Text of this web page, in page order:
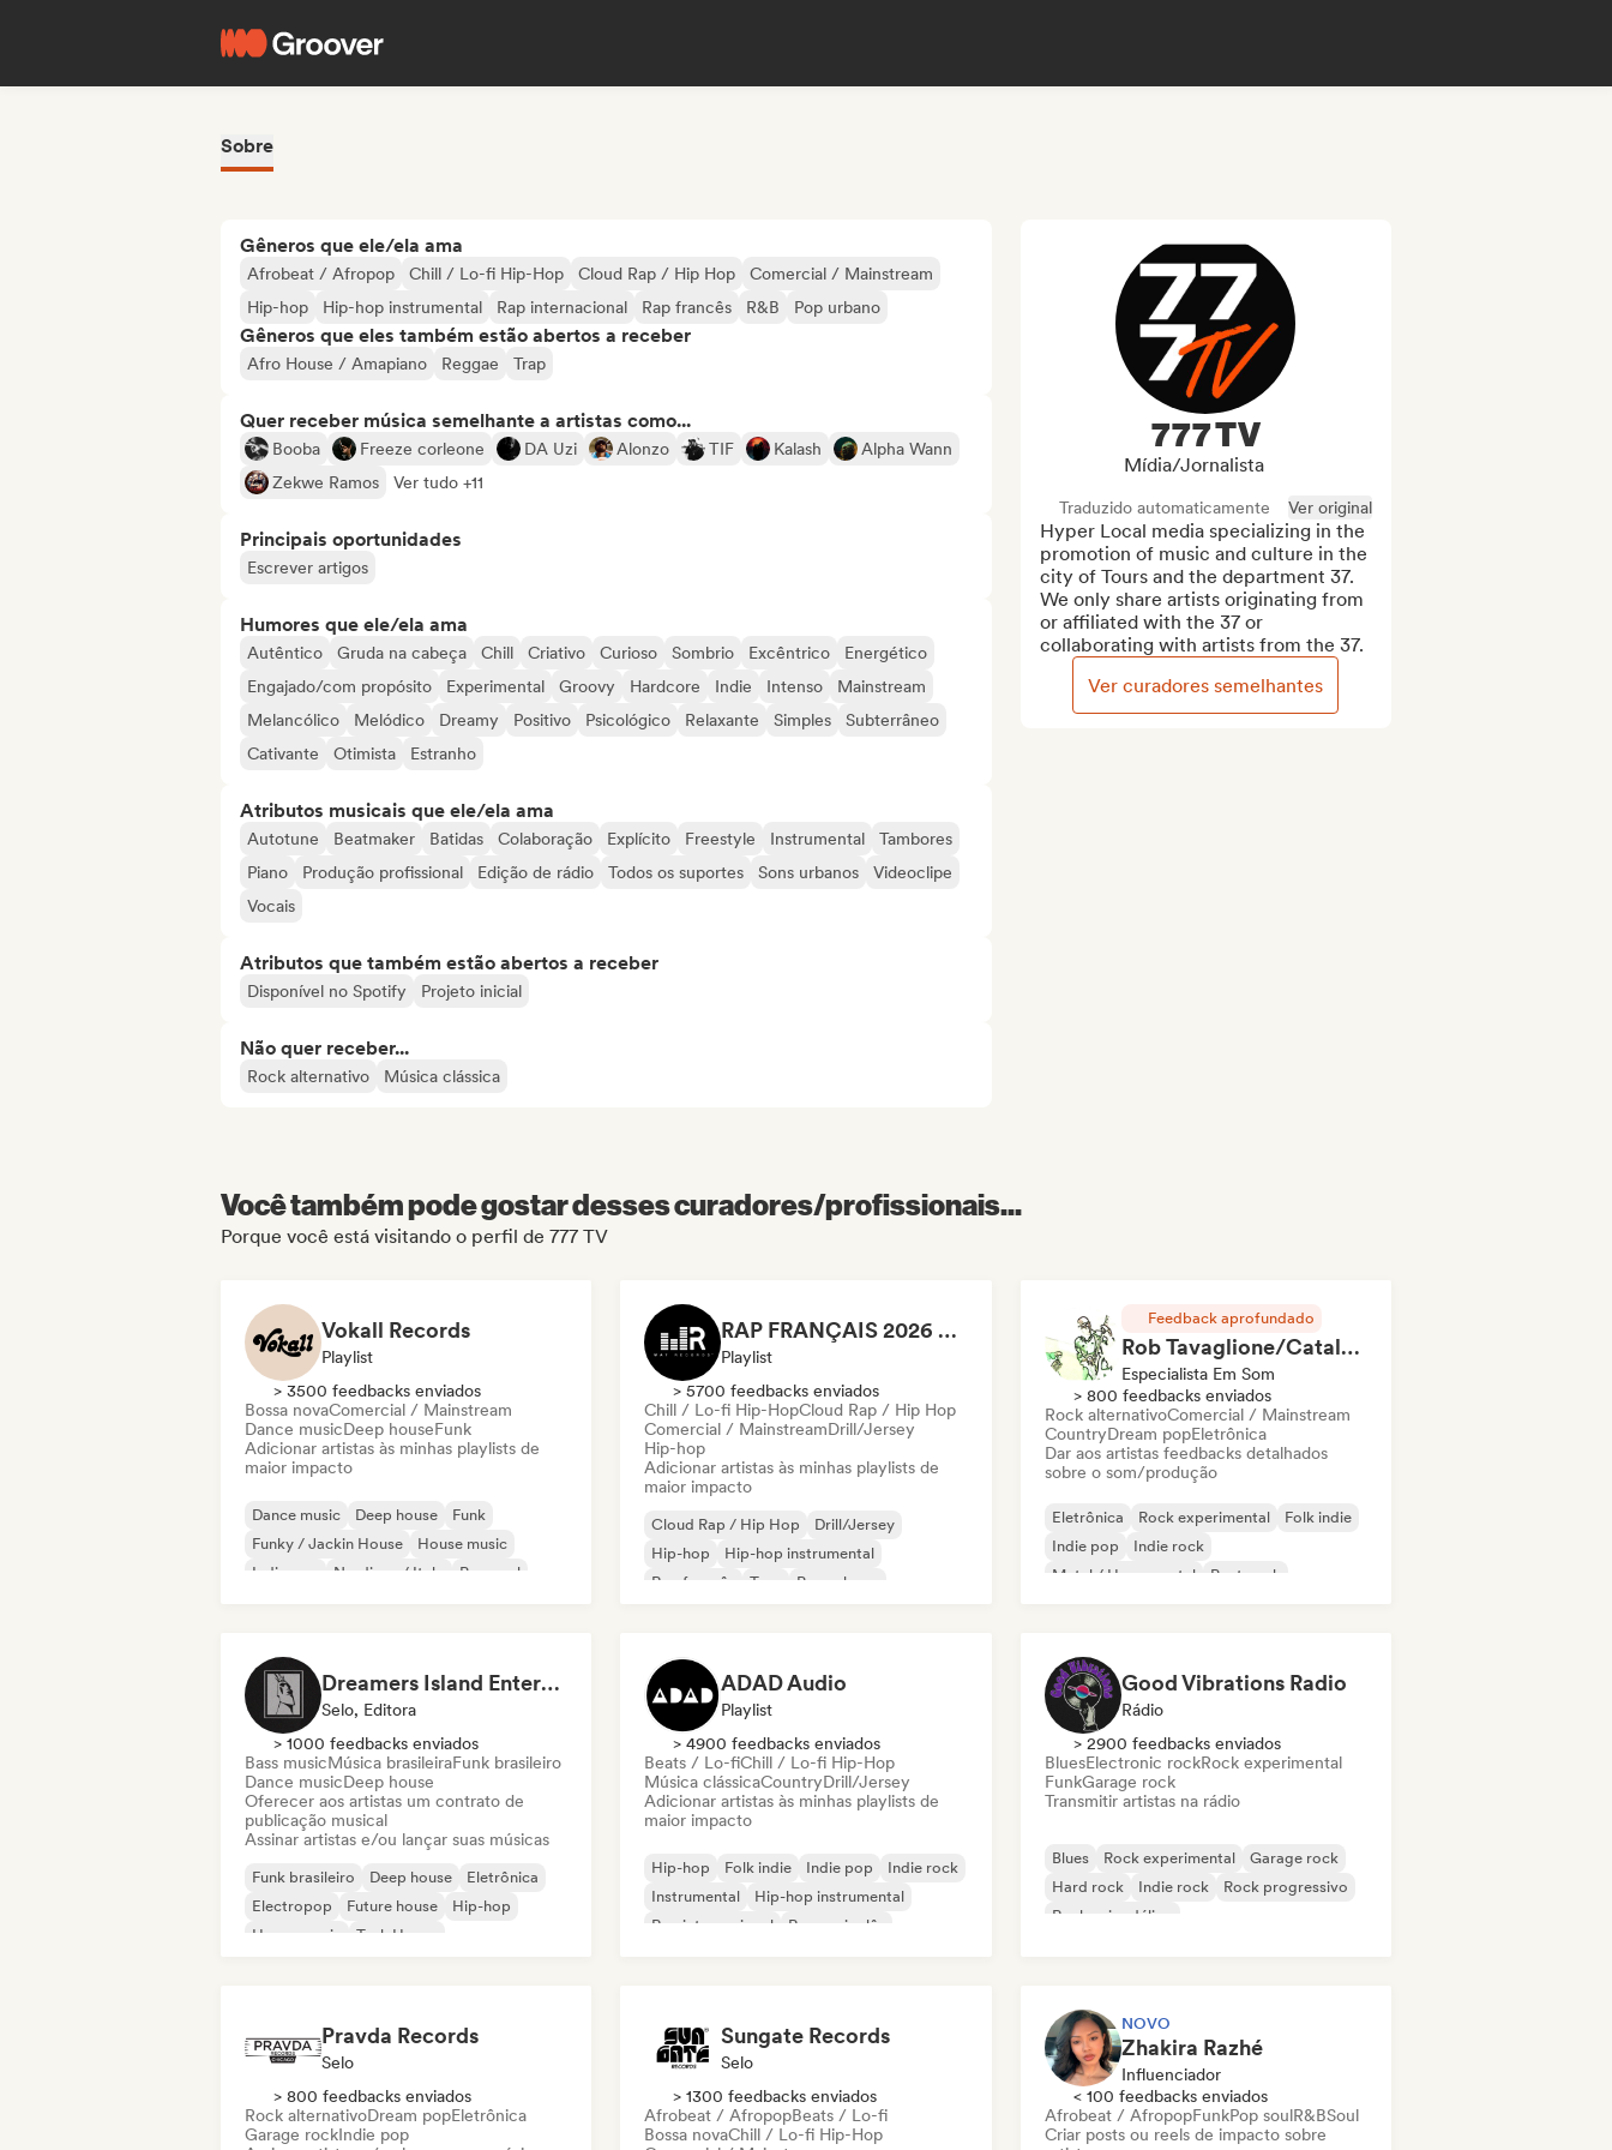
Sobre
Gêneros que ele/ela ama
Afrobeat / Afropop Chill / Lo-fi Hip-Hop Cloud Rap / Hip Hop
Comercial / Mainstream
Hip-hop
Hip-hop instrumental Rap internacional Rap francês R&B Pop urbano
Gêneros que eles também estão abertos a receber
Afro House / Amapiano Reggae Trap
Quer receber música semelhante a artistas como...
Booba Freeze corleone DA Uzi Alonzo TIF Kalash
Alpha Wann
Zekwe Ramos
Ver tudo +11
Principais oportunidades
Escrever artigos
Humores que ele/ela ama
Autêntico Gruda na cabeça Chill Criativo Curioso Sombrio Excêntrico
Energético
Engajado/com propósito
Experimental Groovy Hardcore Indie Intenso
Mainstream
Melancólico
Melódico Dreamy Positivo Psicológico Relaxante Simples
Subterrâneo
Cativante
Otimista Estranho
Atributos musicais que ele/ela ama
Autotune Beatmaker Batidas Colaboração Explícito Freestyle Instrumental
Tambores
Piano
Produção profissional Edição de rádio Todos os suportes Sons urbanos
Videoclipe
Vocais
Atributos que também estão abertos a receber
Disponível no Spotify Projeto inicial
Não quer receber...
Rock alternativo Música clássica
777 TV
Mídia/Jornalista
Traduzido automaticamente Ver original
Hyper Local media specializing in the
promotion of music and culture in the
city of Tours and the department 37.
We only share artists originating from
or affiliated with the 37 or
collaborating with artists from the 37.
Ver curadores semelhantes
Você também pode gostar desses curadores/profissionais...
Porque você está visitando o perfil de 777 TV
Vokall Records
Playlist
> 3500 feedbacks enviados
Bossa novaComercial / Mainstream
Dance musicDeep houseFunk
Adicionar artistas às minhas playlists de
maior impacto
Dance music Deep house
Funk
Funky / Jackin House
House music
Indie pop
Nu-disco / Italo Pop soul
RAP FRANÇAIS 2026 🔥🇫🇷 (Way Records)
Playlist
> 5700 feedbacks enviados
Chill / Lo-fi Hip-HopCloud Rap / Hip Hop
Comercial / MainstreamDrill/Jersey
Hip-hop
Adicionar artistas às minhas playlists de
maior impacto
Cloud Rap / Hip Hop
Drill/Jersey
Hip-hop
Hip-hop instrumental
Rap francês
Trap
Pop urbano
Feedback aprofundado
Rob Tavaglione/Catalyst Recording
Especialista Em Som
> 800 feedbacks enviados
Rock alternativoComercial / Mainstream
CountryDream popEletrônica
Dar aos artistas feedbacks detalhados
sobre o som/produção
Eletrônica Rock experimental
Folk indie
Indie pop
Indie rock
Metal / Heavy metal
Post punk
Dreamers Island Entertainment
Selo, Editora
> 1000 feedbacks enviados
Bass musicMúsica brasileiraFunk brasileiro
Dance musicDeep house
Oferecer aos artistas um contrato de
publicação musical
Assinar artistas e/ou lançar suas músicas
Funk brasileiro Deep house
Eletrônica
Electropop
Future house
Hip-hop
House music
Tech House
ADAD Audio
Playlist
> 4900 feedbacks enviados
Beats / Lo-fiChill / Lo-fi Hip-Hop
Música clássicaCountryDrill/Jersey
Adicionar artistas às minhas playlists de
maior impacto
Hip-hop Folk indie Indie pop
Indie rock
Instrumental
Hip-hop instrumental
Rap internacional
Rap em inglês
Good Vibrations Radio
Rádio
> 2900 feedbacks enviados
BluesElectronic rockRock experimental
FunkGarage rock
Transmitir artistas na rádio
Blues Rock experimental
Garage rock
Hard rock
Indie rock
Rock progressivo
Rock psicodélico
Pravda Records
Selo
> 800 feedbacks enviados
Rock alternativoDream popEletrônica
Garage rockIndie pop
Sungate Records
Selo
> 1300 feedbacks enviados
Afrobeat / AfropopBeats / Lo-fi
Bossa novaChill / Lo-fi Hip-Hop
NOVO
Zhakira Razhé
Influenciador
< 100 feedbacks enviados
Afrobeat / AfropopFunkPop soulR&BSoul
Criar posts ou reels de impacto sobre